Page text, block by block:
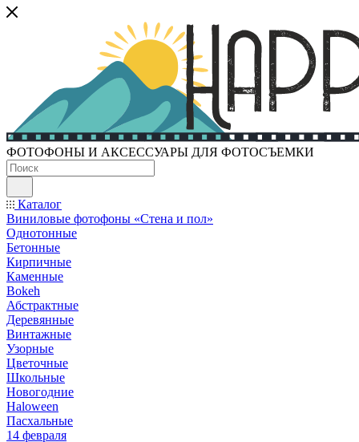
ФОТОФОНЫ И АКСЕССУАРЫ ДЛЯ ФОТОСЪЕМКИ
Каталог
Виниловые фотофоны «Стена и пол»
Однотонные
Бетонные
Кирпичные
Каменные
Bokeh
Абстрактные
Деревянные
Винтажные
Узорные
Цветочные
Школьные
Новогодние
Haloween
Пасхальные
14 февраля